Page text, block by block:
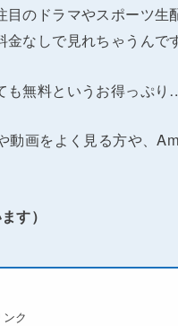
のドラマやスポーツ生
なしで見れちゃうんで
も無料というお得っぷり
動画をよく見る方や、
す）
ク